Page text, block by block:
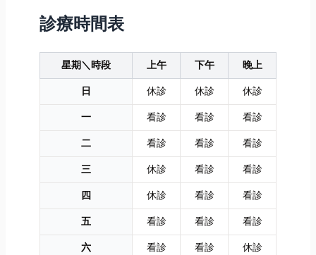
診療時間表
星期＼時段 上午 下午
晚上
日
休診 休診
休診
一
看診 看診
看診
二
看診 看診
看診
三
休診 看診
看診
四
休診 看診
看診
五
看診 看診
看診
六
看診 看診 休診